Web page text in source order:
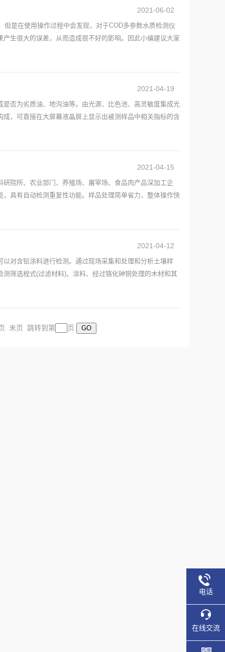
2021-06-02
是在使用操作过程中会发现，对于COD多参数水质检测仪
生很大的误差，从而造成很不好的影响。因此小编建议大家
2021-04-19
否为劣质油、地沟油等。由光源、比色池、高灵敏度集成光
，可直接在大屏幕液晶屏上显示出被测样品中相关指标的含
2021-04-15
院所、农业部门、养殖场、屠宰场、食品肉产品深加工企
具有自动检测重复性功能。样品处理简单省力，整体操作快
2021-04-12
对含铅涂料进行检测。通过现场采集和处理和分析土壤样
筛选程式(过滤材料)、涂料、经过铬化砷铜处理的木材和其
末页 跳转到第 页
电话
在线交流